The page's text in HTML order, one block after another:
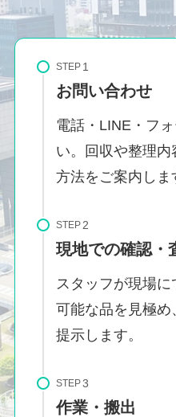
STEP
お問い合わせ
電話・LINE・フ
い。回収や整理
方法をご案内しま
STEP
現地での確認・
スタッフが現場
可能な品を見極
提示します。
STEP
作業・搬出